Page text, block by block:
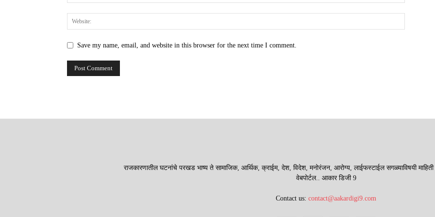
Save my name, email, and website in this browser for the next time I comment.
राजकारणातील घटनांचे परखड भाष्य ते सामाजिक, आर्थिक, क्राईम, देश, विदेश, मनोरंजन, आरोग्य, लाईफस्टाईल सगळ्याविषयी माहिती
वेबपोर्टल.. आकार डिजी 9
Contact us:contact@aakardigi9.com